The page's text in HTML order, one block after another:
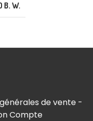
B. W.
de vente
Compte